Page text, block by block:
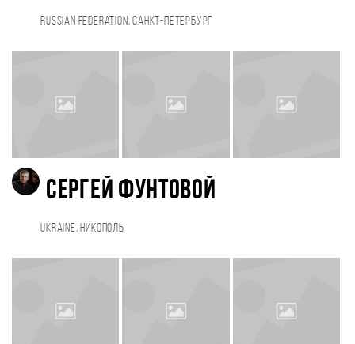
Russian Federation, Санкт-Петербург
Сергей Фунтовой
Ukraine, Никополь